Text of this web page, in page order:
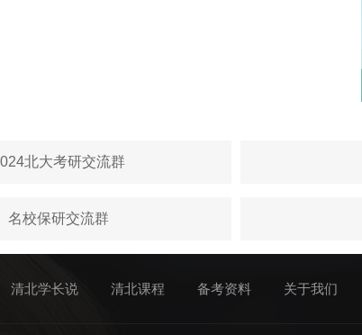
北大考研交流群
名校保研交流群
清北学长说 清北课程 备考资料 关于我们